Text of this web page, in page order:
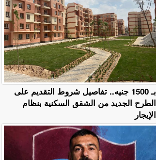
بـ 1500 جنيه.. تفاصيل شروط التقديم على
الطرح الجديد من الشقق السكنية بنظام
الإيجار